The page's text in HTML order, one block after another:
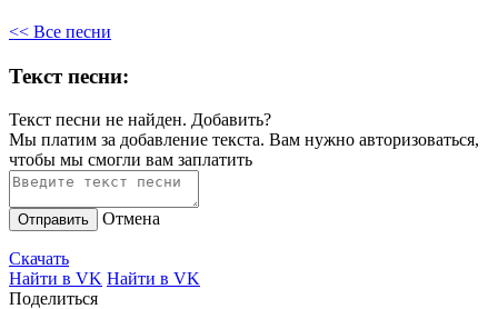
<< Все песни
Текст песни:
Текст песни не найден. Добавить?
Мы платим за добавление текста. Вам нужно авторизоваться,
чтобы мы смогли вам заплатить
Отправить Отмена
Скачать
Найти в VK Найти в VK
Поделиться